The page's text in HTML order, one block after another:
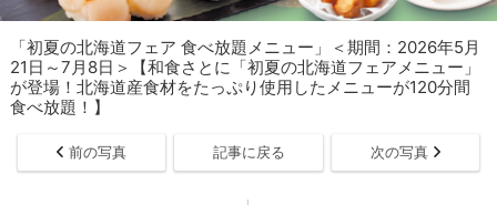
「​​​初夏の北海道フェア 食べ放題メニュー」＜期間：2026年5月
21日～7月8日＞【和食さとに「初夏の北海道フェアメニュー」
が登場！北海道産食材をたっぷり使用したメニューが120分間
食べ放題！】
前の写真 記事に戻る 次の写真